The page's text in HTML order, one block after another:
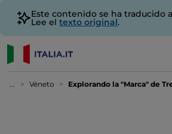
Este contenido se ha traducido
Lee el texto original.
... Véneto Explorando la "Marca" de